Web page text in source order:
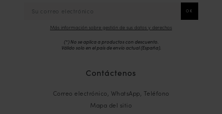
Más información sobre gestión de sus datos y derechos
(*) No se aplica a productos con descuento.
Válido solo en el país de envío actual (España).
Contáctenos
Correo electrónico, WhatsApp, Teléfono
Mapa del sitio